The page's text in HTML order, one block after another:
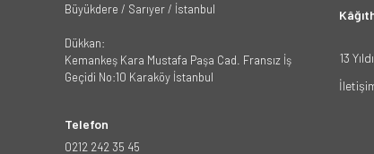
Büyükdere / Sarıyer / İstanbul
Dükkan:
Kemankeş Kara Mustafa Paşa Cad. Fransız İş
Geçidi No:10 Karaköy İstanbul
Telefon
0212 242 35 45
13